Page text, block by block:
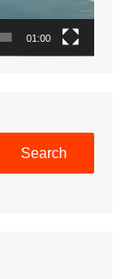
01:00
Search